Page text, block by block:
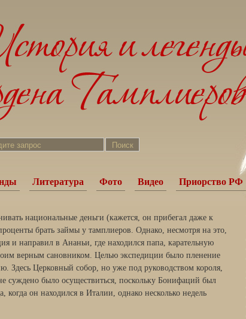
Литература Фото Видео Приорство РФ
национальные деньги (кажется, он прибегал даже к
брать займы у тамплиеров. Однако, несмотря на это,
и направил в Ананьи, где находился папа, карательную
верным сановником. Целью экспедиции было пленение
Здесь Церковный собор, но уже под руководством короля,
суждено было осуществиться, поскольку Бонифаций был
он находился в Италии, однако несколько недель